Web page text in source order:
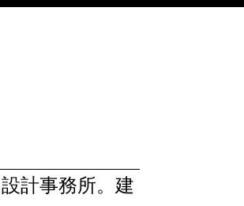
計事務所。建